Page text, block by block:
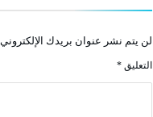
لن يتم نشر عنوان بريدك الإلكتروني.
التعليق *